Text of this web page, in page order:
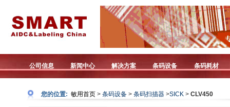
公司信息 新闻中心 解决方案 条码设备 条码耗材
您的位置: 敏用首页 > 条码设备 > 条码扫描器 >SICK > CLV450